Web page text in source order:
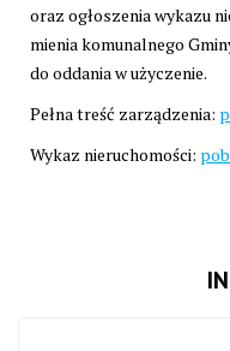
oraz ogłoszenia wykazu
mienia komunalnego
do oddania w użyczenie.
Pełna treść zarządzenia:
Wykaz nieruchomości: